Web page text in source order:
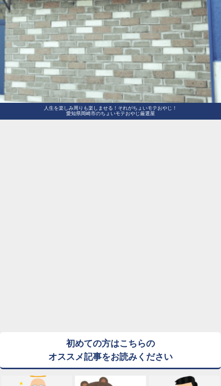
人生を楽しみ周りも楽しませる！それがちょいモテおやじ！
愛知県岡崎市のちょいモテおやじ厳選屋
初めての方はこちらの
オススメ記事をお読みください